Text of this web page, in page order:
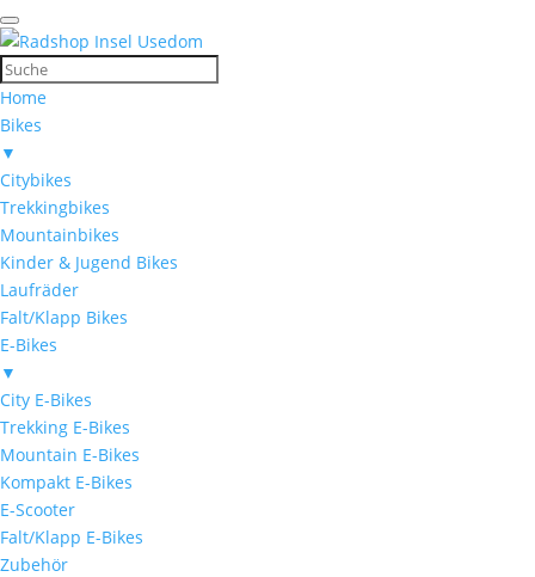
Home
Bikes
▼
Citybikes
Trekkingbikes
Mountainbikes
Kinder & Jugend Bikes
Laufräder
Falt/Klapp Bikes
E-Bikes
▼
City E-Bikes
Trekking E-Bikes
Mountain E-Bikes
Kompakt E-Bikes
E-Scooter
Falt/Klapp E-Bikes
Zubehör